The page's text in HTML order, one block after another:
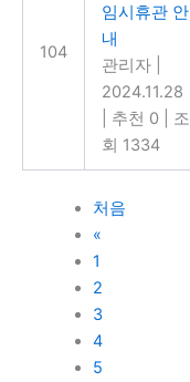
104
임시휴관 안
내
관리자
2024.11.28
추천 0
조
회 1334
처음
«
1
2
3
4
5